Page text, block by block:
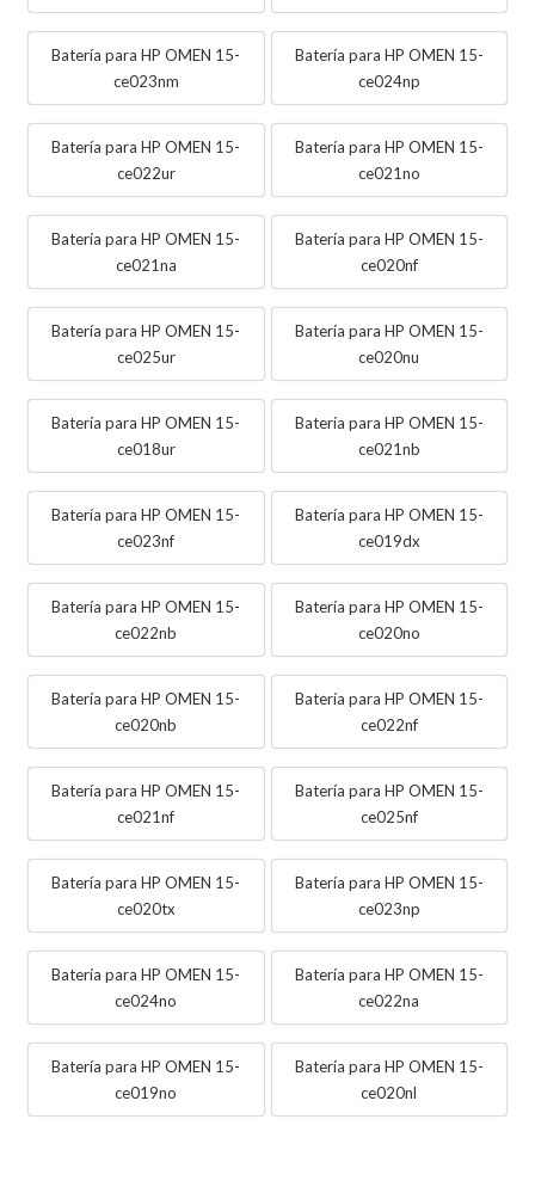
Batería para HP OMEN 15-
ce023nm
Batería para HP OMEN 15-
ce024np
Batería para HP OMEN 15-
ce022ur
Batería para HP OMEN 15-
ce021no
Batería para HP OMEN 15-
ce021na
Batería para HP OMEN 15-
ce020nf
Batería para HP OMEN 15-
ce025ur
Batería para HP OMEN 15-
ce020nu
Batería para HP OMEN 15-
ce018ur
Batería para HP OMEN 15-
ce021nb
Batería para HP OMEN 15-
ce023nf
Batería para HP OMEN 15-
ce019dx
Batería para HP OMEN 15-
ce022nb
Batería para HP OMEN 15-
ce020no
Batería para HP OMEN 15-
ce020nb
Batería para HP OMEN 15-
ce022nf
Batería para HP OMEN 15-
ce021nf
Batería para HP OMEN 15-
ce025nf
Batería para HP OMEN 15-
ce020tx
Batería para HP OMEN 15-
ce023np
Batería para HP OMEN 15-
ce024no
Batería para HP OMEN 15-
ce022na
Batería para HP OMEN 15-
ce019no
Batería para HP OMEN 15-
ce020nl